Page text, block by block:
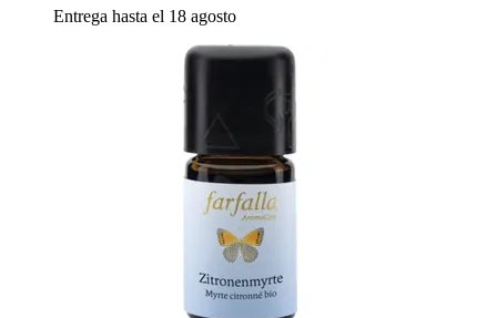
Entrega hasta el 18 agosto